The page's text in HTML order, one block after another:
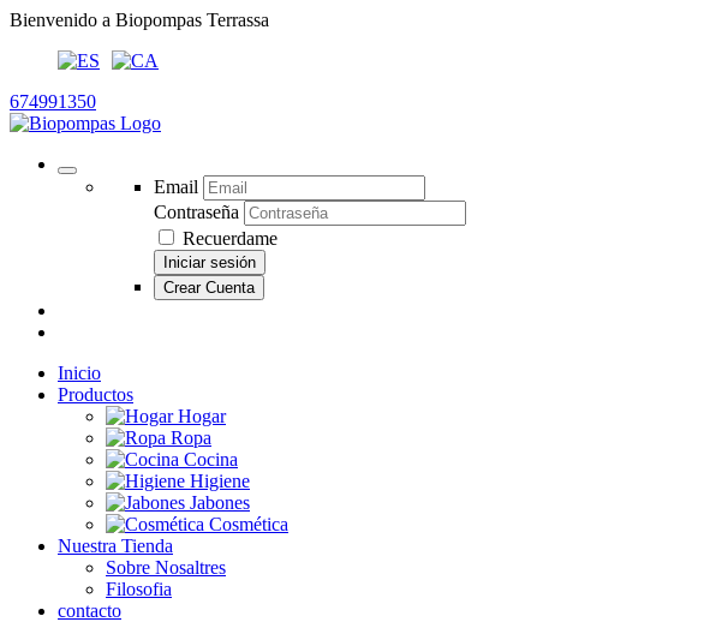
Bienvenido a Biopompas Terrassa
674991350
Email
Contraseña
Recuerdame
Iniciar sesión
Crear Cuenta
Inicio
Productos
Hogar
Ropa
Cocina
Higiene
Jabones
Cosmética
Nuestra Tienda
Sobre Nosaltres
Filosofia
contacto